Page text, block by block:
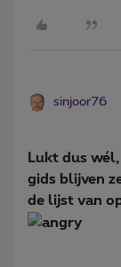
sinjoor76
Lukt dus
gids blijven
de lijst van